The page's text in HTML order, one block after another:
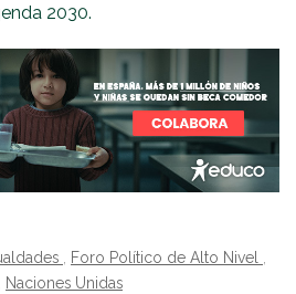
2030.
Foro Político de Alto Nivel
Naciones Unidas